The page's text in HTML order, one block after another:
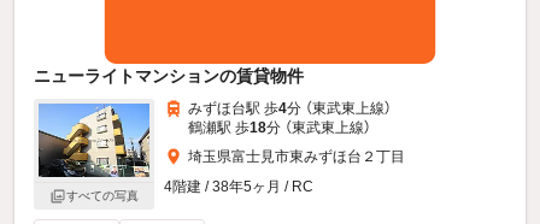
ニューライトマンションの賃貸物件
すべての写真
みずほ台駅 歩4分 （東武東上線）
鶴瀬駅 歩18分 （東武東上線）
埼玉県富士見市東みずほ台２丁目
4階建 / 38年5ヶ月 / RC